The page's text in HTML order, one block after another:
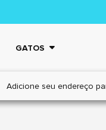
GATOS
Adicione seu endereço